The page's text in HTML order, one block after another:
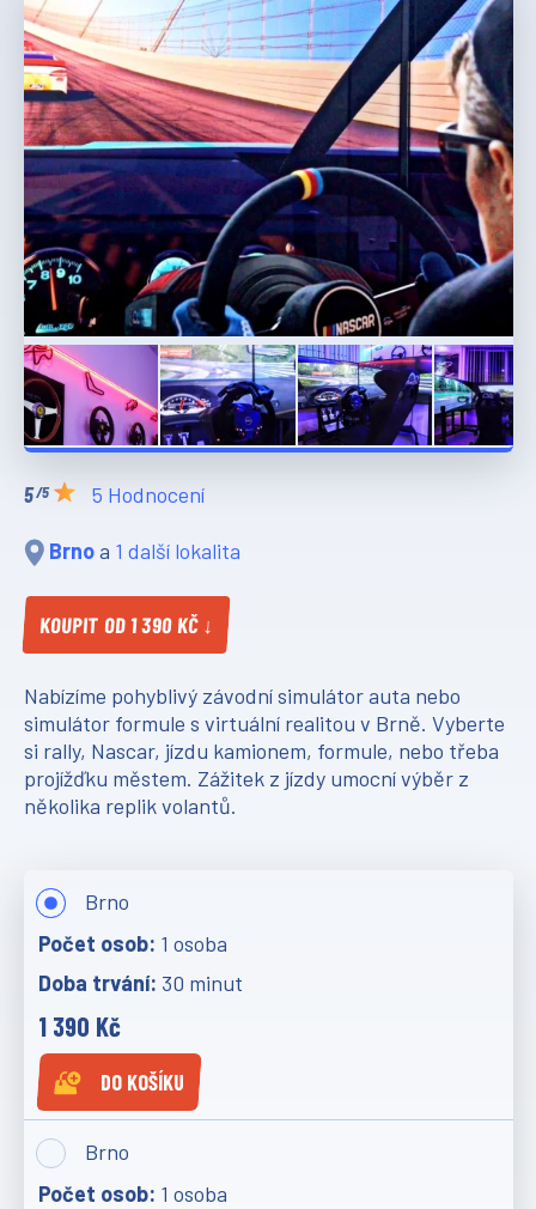
/5 5 Hodnocení
Brno a 1 další lokalita
KOUPIT OD 1 390 KČ ↓
Nabízíme pohyblivý závodní simulátor auta nebo
simulátor formule s virtuální realitou v Brně. Vyberte
si rally, Nascar, jízdu kamionem, formule, nebo třeba
projížďku městem. Zážitek z jízdy umocní výběr z
několika replik volantů.
Brno
1 osoba
30 minut
1 390 Kč
DO KOŠÍKU
Brno
1 osoba